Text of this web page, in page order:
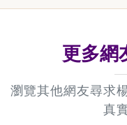
更多網
瀏覽其他網友尋求
真